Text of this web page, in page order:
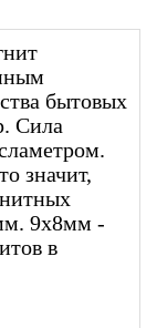
бытовых
Сила
значит,
9х8мм -
в